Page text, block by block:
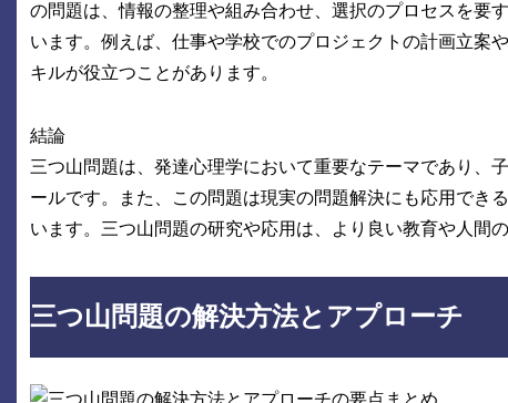
の問題は、情報の整理や組み合わせ、選択のプロセスを要
います。例えば、仕事や学校でのプロジェクトの計画立案
キルが役立つことがあります。
結論
三つ山問題は、発達心理学において重要なテーマであり、
ールです。また、この問題は現実の問題解決にも応用でき
います。三つ山問題の研究や応用は、より良い教育や人間
三つ山問題の解決方法とアプローチ